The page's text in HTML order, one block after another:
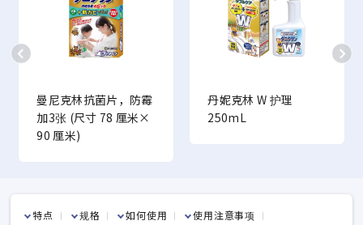
曼尼克林抗菌片，防霉
加3张 (尺寸 78 厘米×
90 厘米)
丹妮克林 W 护理
250mL
特点 规格 如何使用
使用注意事项